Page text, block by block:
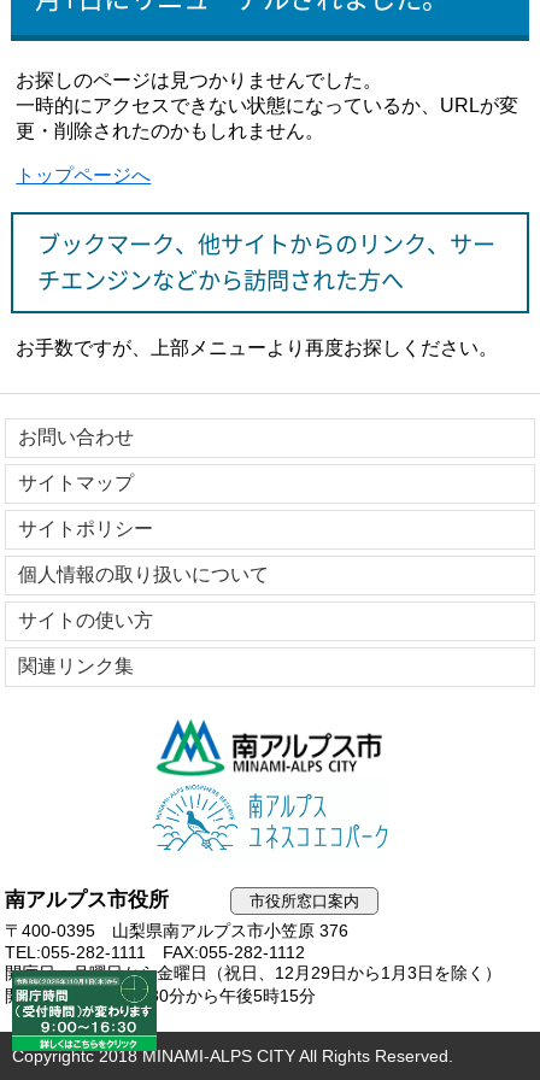
お探しのページは見つかりませんでした。
一時的にアクセスできない状態になっているか、URLが変
更・削除されたのかもしれません。
トップページへ
ブックマーク、他サイトからのリンク、サー
チエンジンなどから訪問された方へ
お手数ですが、上部メニューより再度お探しください。
お問い合わせ
サイトマップ
サイトポリシー
個人情報の取り扱いについて
サイトの使い方
関連リンク集
南アルプス市役所 市役所窓口案内
〒400-0395 山梨県南アルプス市小笠原 376
TEL:055-282-1111
FAX:055-282-1112
開庁日：月曜日から金曜日（祝日、12月29日から1月3日を除く）
開庁時間：午前8時30分から午後5時15分
Copyrightc 2018 MINAMI-ALPS CITY All Rights Reserved.